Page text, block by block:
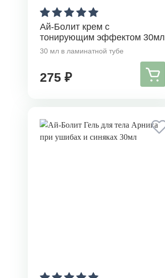
Ай-Болит крем с
тонирующим эффектом 30мл
30 мл в ламинатной тубе
275 ₽